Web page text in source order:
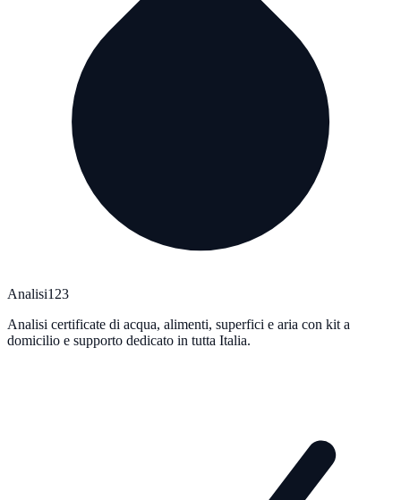
Analisi123
Analisi certificate di acqua, alimenti, superfici e aria con kit a
domicilio e supporto dedicato in tutta Italia.